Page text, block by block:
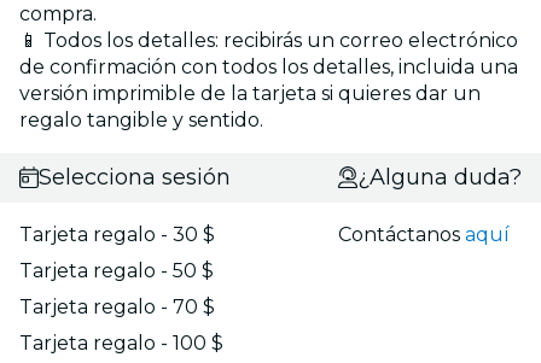
compra.
📱 Todos los detalles: recibirás un correo electrónico
de confirmación con todos los detalles, incluida una
versión imprimible de la tarjeta si quieres dar un
regalo tangible y sentido.
Selecciona sesión
Tarjeta regalo - 30 $
Tarjeta regalo - 50 $
Tarjeta regalo - 70 $
Tarjeta regalo - 100 $
¿Alguna duda?
Contáctanosaquí